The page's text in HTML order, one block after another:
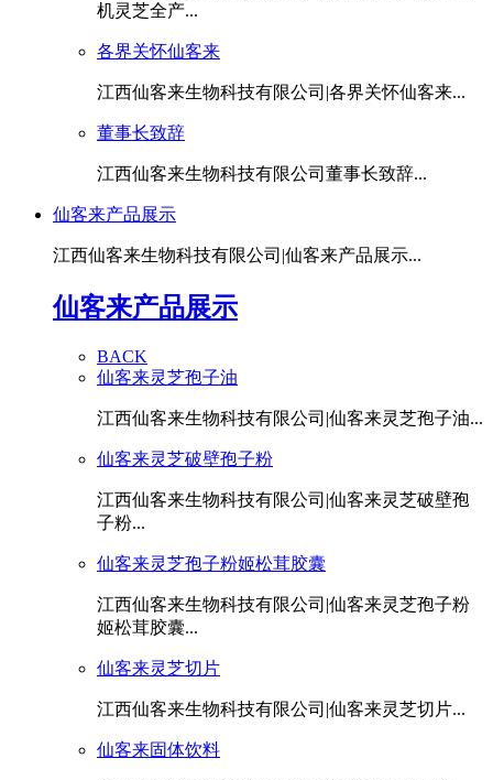
机灵芝全产...
各界关怀仙客来
江西仙客来生物科技有限公司|各界关怀仙客来...
董事长致辞
江西仙客来生物科技有限公司董事长致辞...
仙客来产品展示
江西仙客来生物科技有限公司|仙客来产品展示...
仙客来产品展示
BACK
仙客来灵芝孢子油
江西仙客来生物科技有限公司|仙客来灵芝孢子油...
仙客来灵芝破壁孢子粉
江西仙客来生物科技有限公司|仙客来灵芝破壁孢
子粉...
仙客来灵芝孢子粉姬松茸胶囊
江西仙客来生物科技有限公司|仙客来灵芝孢子粉
姬松茸胶囊...
仙客来灵芝切片
江西仙客来生物科技有限公司|仙客来灵芝切片...
仙客来固体饮料